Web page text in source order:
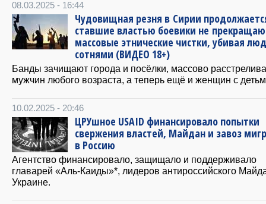
08.03.2025 - 16:44
Чудовищная резня в Сирии
ставшие властью боевики не
массовые этнические чистки, убивая
сотнями (ВИДЕО 18+)
Банды зачищают города и посёлки, массово
мужчин любого возраста, а теперь ещё и женщин с
10.02.2025 - 20:46
ЦРУшное USAID финансировало попытки
свержения властей, Майдан и завоз
в Россию
Агентство финансировало, защищало и поддерживало
главарей «Аль-Каиды»*, лидеров антироссийского
Украине.